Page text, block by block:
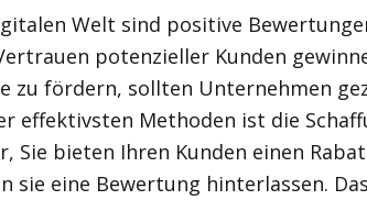
Welt sind positive
potenzieller Kunden
zu fördern, sollten Unternehmen
effektivsten Methoden ist die
Sie bieten Ihren Kunden einen
sie eine Bewertung hinterlassen.